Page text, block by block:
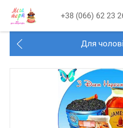
+38 (066) 62 23
Для